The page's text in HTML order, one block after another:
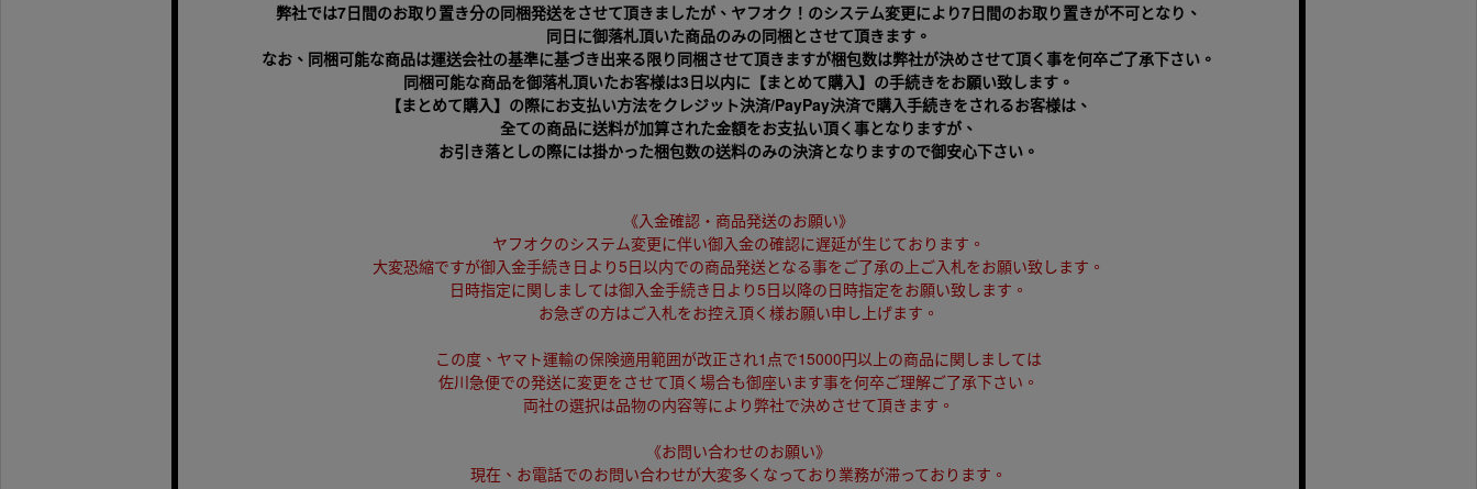
弊社では7日間のお取り置き分の同梱発送をさせて頂きましたが、ヤフオク！のシステム変更により7日間のお取り置きが不可となり、
同日に御落札頂いた商品のみの同梱とさせて頂きます。
なお、同梱可能な商品は運送会社の基準に基づき出来る限り同梱させて頂きますが梱包数は弊社が決めさせて頂く事を何卒ご了承下さい。
同梱可能な商品を御落札頂いたお客様は3日以内に【まとめて購入】の手続きをお願い致します。
【まとめて購入】の際にお支払い方法をクレジット決済/PayPay決済で購入手続きをされるお客様は、
全ての商品に送料が加算された金額をお支払い頂く事となりますが、
お引き落としの際には掛かった梱包数の送料のみの決済となりますので御安心下さい。
《入金確認・商品発送のお願い》
ヤフオクのシステム変更に伴い御入金の確認に遅延が生じております。
大変恐縮ですが御入金手続き日より5日以内での商品発送となる事をご了承の上ご入札をお願い致します。
日時指定に関しましては御入金手続き日より5日以降の日時指定をお願い致します。
お急ぎの方はご入札をお控え頂く様お願い申し上げます。
この度、ヤマト運輸の保険適用範囲が改正され1点で15000円以上の商品に関しましては
佐川急便での発送に変更をさせて頂く場合も御座います事を何卒ご理解ご了承下さい。
両社の選択は品物の内容等により弊社で決めさせて頂きます。
《お問い合わせのお願い》
現在、お電話でのお問い合わせが大変多くなっており業務が滞っております。